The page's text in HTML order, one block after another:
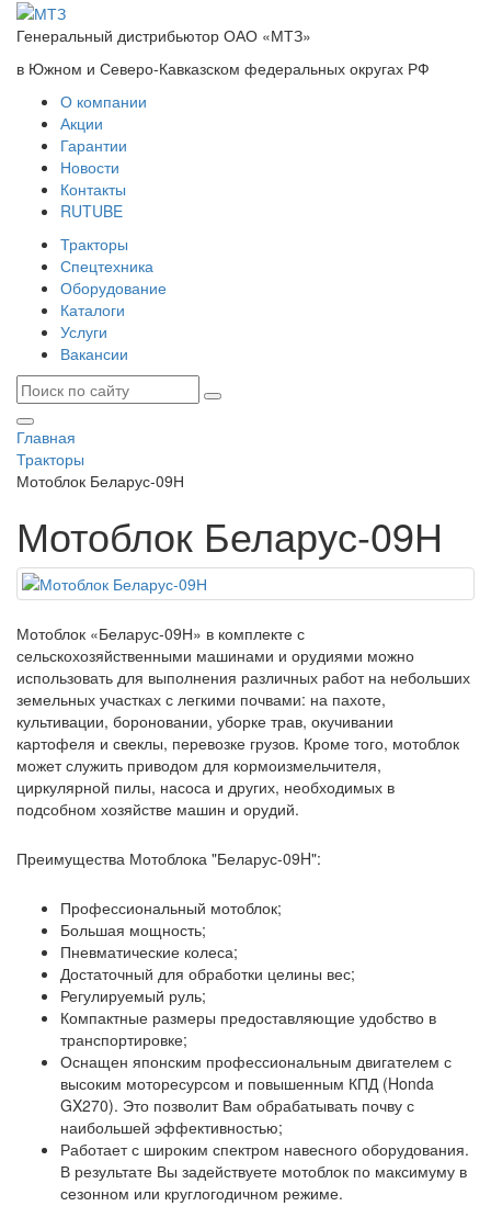
Генеральный дистрибьютор ОАО «МТЗ»
в Южном и Северо-Кавказском федеральных округах РФ
О компании
Акции
Гарантии
Новости
Контакты
RUTUBE
Тракторы
Спецтехника
Оборудование
Каталоги
Услуги
Вакансии
Главная
Тракторы
Мотоблок Беларус-09Н
Мотоблок Беларус-09Н
Мотоблок «Беларус-09Н» в комплекте с
сельскохозяйственными машинами и орудиями можно
использовать для выполнения различных работ на небольших
земельных участках с легкими почвами: на пахоте,
культивации, бороновании, уборке трав, окучивании
картофеля и свеклы, перевозке грузов. Кроме того, мотоблок
может служить приводом для кормоизмельчителя,
циркулярной пилы, насоса и других, необходимых в
подсобном хозяйстве машин и орудий.
Преимущества Мотоблока "Беларус-09H":
Профессиональный мотоблок;
Большая мощность;
Пневматические колеса;
Достаточный для обработки целины вес;
Регулируемый руль;
Компактные размеры предоставляющие удобство в
транспортировке;
Оснащен японским профессиональным двигателем с
высоким моторесурсом и повышенным КПД (Honda
GX270). Это позволит Вам обрабатывать почву с
наибольшей эффективностью;
Работает с широким спектром навесного оборудования.
В результате Вы задействуете мотоблок по максимуму в
сезонном или круглогодичном режиме.